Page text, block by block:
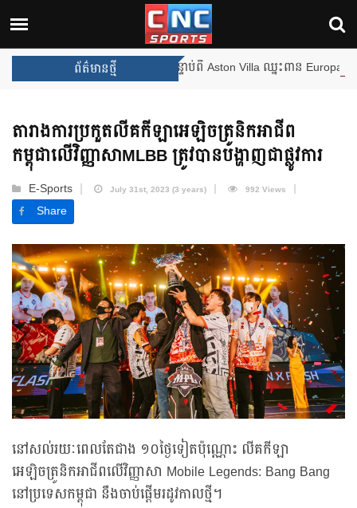
ព័ត៌មានថ្មី
ឈ្នះពានរង្វាន់បន្ថែមទៀត បន្ទាប់ពី Aston Villa ឈ្នះពាន Europa League
តារាងការប្រកួតលីគកីឡាអេឡិចត្រូនិកអាជីព
កម្ពុជាលើវិញ្ញាសាMLBB ត្រូវបានបង្ហាញជាផ្លូវការ
E-Sports July 31st, 2023 (3 years) 992 Views
Share
នៅសល់រយៈពេលតែជាង ១០ថ្ងៃទៀតប៉ុណ្ណោះ លីគកីឡា
អេឡិចត្រូនិកអាជីពលើវិញ្ញាសា Mobile Legends: Bang Bang
នៅប្រទេសកម្ពុជា នឹងចាប់ផ្ដើមរដូវកាលថ្មី។